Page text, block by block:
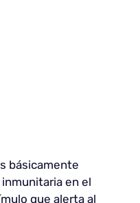
básicamente
en el
que alerta al